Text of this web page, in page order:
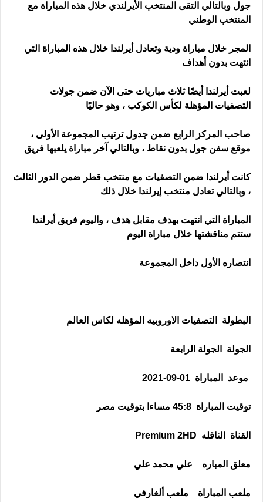
جول وبالتالي التقى المنتخب الأيرلندي خلال هذه المباراة مع
المنتخب الوطني
المجر خلال مباراة ودية وتعادل أيرلندا خلال هذه المباراة التي
انتهت بدون أهداف
لعبت أيرلندا أيضًا ثلاث مباريات حتى الآن ضمن جولات
التصفيات المؤهلة لكأس الكوكب ، وهو حاليًا
صاحب المركز الرابع ضمن جدول ترتيب المجموعة الأولى ،
موقع سفن جول بدون نقاط ، وبالتالي آخر مباراة يلعبها فريق
كانت أيرلندا ضمن التصفيات مع منتخب قطر ضمن الدور الثالث
، وبالتالي تعادل منتخب إيرلندا خلال ذلك
المباراة التي انتهت بهدف مقابل هدف ، واليوم فريق أيرلندا
ستتم مناقشتها خلال مباراة اليوم
انتصاره الأول داخل المجموعة
البطولة التصفيات الاوروبيه المؤهله لكاس العالم
الجولة الجولة الرابعة
موعد المباراة 01-09-2021
توقيت المباراة 45:8 مساءا بتوقيت مصر
القناة الناقله Premium 2HD
معلق المباره علي محمد علي
ملعب المباراة ملعب ألغارفي